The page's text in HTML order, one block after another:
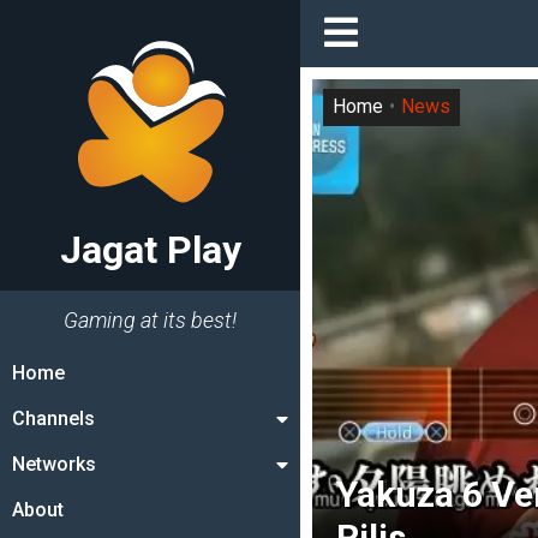
Jagat Play
Gaming at its best!
Home
Channels
Networks
About
Yakuza 6
Home News